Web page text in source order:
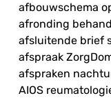
afbouwschema
afronding
afsluitende brief
afspraak
afspraken
AIOS